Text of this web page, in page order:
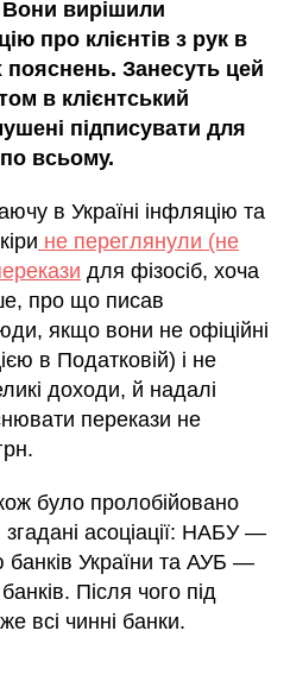
Вони вирішили
про клієнтів з рук в
пояснень. Занесуть цей
в клієнтський
підписувати для
всьому.
в Україні інфляцію та
не переглянули (не
для фізосіб, хоча
про що писав
якщо вони не офіційні
в Податковій) і не
доходи, й надалі
перекази не
було пролобійовано
асоціації: НАБУ —
банків України та АУБ —
Після чого під
всі чинні банки.